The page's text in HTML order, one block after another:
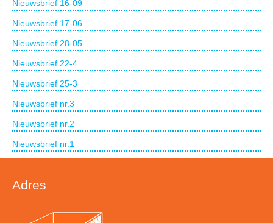
Nieuwsbrief 16-09
Nieuwsbrief 17-06
Nieuwsbrief 28-05
Nieuwsbrief 22-4
Nieuwsbrief 25-3
Nieuwsbrief nr.3
Nieuwsbrief nr.2
Nieuwsbrief nr.1
Adres